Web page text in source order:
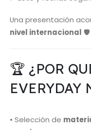
Una presentación
nivel internacional 🛡️
🏆 ¿POR
EVERYDAY
• Selección de